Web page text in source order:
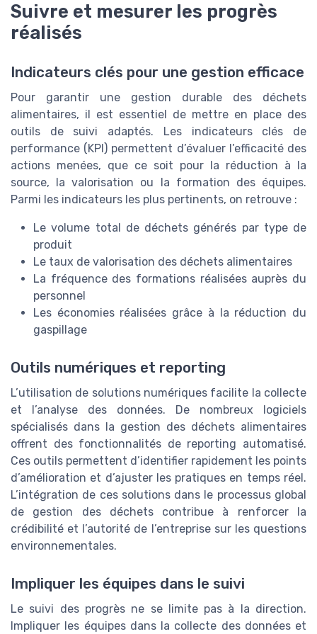
Suivre et mesurer les progrès
réalisés
Indicateurs clés pour une gestion efficace
Pour garantir une gestion durable des déchets
alimentaires, il est essentiel de mettre en place des
outils de suivi adaptés. Les indicateurs clés de
performance (KPI) permettent d’évaluer l’efficacité des
actions menées, que ce soit pour la réduction à la
source, la valorisation ou la formation des équipes.
Parmi les indicateurs les plus pertinents, on retrouve :
Le volume total de déchets générés par type de
produit
Le taux de valorisation des déchets alimentaires
La fréquence des formations réalisées auprès du
personnel
Les économies réalisées grâce à la réduction du
gaspillage
Outils numériques et reporting
L’utilisation de solutions numériques facilite la collecte
et l’analyse des données. De nombreux logiciels
spécialisés dans la gestion des déchets alimentaires
offrent des fonctionnalités de reporting automatisé.
Ces outils permettent d’identifier rapidement les points
d’amélioration et d’ajuster les pratiques en temps réel.
L’intégration de ces solutions dans le processus global
de gestion des déchets contribue à renforcer la
crédibilité et l’autorité de l’entreprise sur les questions
environnementales.
Impliquer les équipes dans le suivi
Le suivi des progrès ne se limite pas à la direction.
Impliquer les équipes dans la collecte des données et